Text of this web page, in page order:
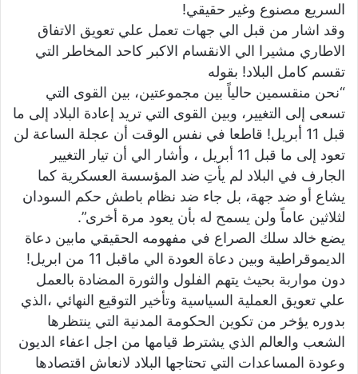
السريع مصنوع وغير حقيقي!
وقد اشار من قبل الي جهات تعمل علي تعويق الاتفاق
الاطاري مشيرا الي الانقسام الاكبر كاحد المخاطر التي
تقسم كامل البلاد! بقوله
“نحن منقسمين حالياً بين مجموعتين، بين القوى التي
تسعى إلى التغيير، وبين القوى التي تريد إعادة البلاد إلى ما
قبل 11 أبريل! قاطعا في نفس الوقت أن عجلة الساعة لن
تعود إلى ما قبل 11 أبريل ، وأشار الي أن تيار التغيير
الجارف في البلاد لم يأتِ ضد المؤسسة العسكرية كما
يشاع أو ضد جهة، بل جاء ضد نظام باطش حكم السودان
لثلاثين عاماً ولن يسمح له بأن يعود مرة أخرى”.
يضع خالد سلك الصراع في مفهومه الحقيقي مابين دعاة
الديموقراطية وبين دعاة العودة الي ماقبل 11 من ابريل!
دون مواربة بحيث يتهم الفلول والثورة المضادة بالعمل
علي تعويق العملية السياسية وتأخير التوقيع النهائي ،الذي
بدوره يؤخر من تكوين الحكومة المدنية التي ينتظرها
الشعب والعالم الذي يشترط قيامها من اجل اعفاء الديون
وعودة المساعدات التي تحتاجها البلاد لانعاش اقتصادها